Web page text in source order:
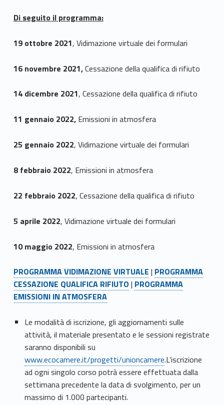
Di seguito il programma:
19 ottobre 2021, Vidimazione virtuale dei formulari
16 novembre 2021,Cessazione della qualifica di rifiuto
14 dicembre 2021, Cessazione della qualifica di rifiuto
11 gennaio 2022,Emissioni in atmosfera
25 gennaio 2022, Vidimazione virtuale dei formulari
8 febbraio 2022, Emissioni in atmosfera
22 febbraio 2022, Cessazione della qualifica di rifiuto
5 aprile 2022, Vidimazione virtuale dei formulari
10 maggio 2022, Emissioni in atmosfera
PROGRAMMA VIDIMAZIONE VIRTUALE | PROGRAMMA
CESSAZIONE QUALIFICA RIFIUTO | PROGRAMMA
EMISSIONI IN ATMOSFERA
Le modalità di iscrizione, gli aggiornamenti sulle
attività, il materiale presentato e le sessioni registrate
saranno disponibili su
www.ecocamere.it/progetti/unioncamere.L’iscrizione
ad ogni singolo corso potrà essere effettuata dalla
settimana precedente la data di svolgimento, per un
massimo di 1.000 partecipanti.